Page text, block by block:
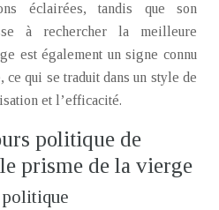
éclairées, tandis que son
à rechercher la meilleure
est également un signe connu
ce qui se traduit dans un style de
et l’efficacité.
politique de
prisme de la vierge